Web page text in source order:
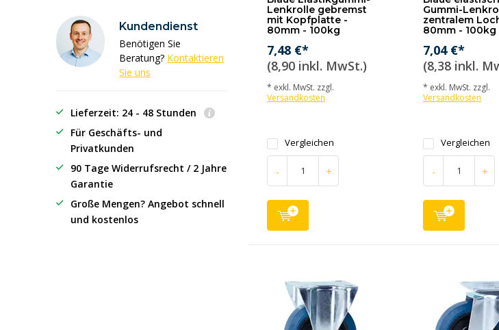
Lenkrolle gebremst
mit Kopfplatte -
80mm - 100kg
7,48 €*
(8,90 inkl. MwSt.)
* exkl. MwSt. zzgl.
Versandkosten
Vergleichen
- +
Gummi-
zentralem
80mm - 100kg
7,04 €*
(8,38 inkl.
* exkl. MwSt. zzgl.
Versandkosten
Vergleichen
- +
Kundendienst
Benötigen Sie
Beratung? Kontaktieren
Sie uns
Lieferzeit: 24 - 48 Stunden
Für Geschäfts- und
Privatkunden
90 Tage Widerrufsrecht / 2 Jahre
Garantie
Große Mengen? Angebot schnell
und kostenlos